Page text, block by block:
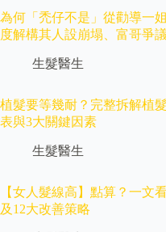
為何「禿仔不是」從勸導一
度解構其人設崩塌、富哥爭
生髮醫生
植髮要等幾耐？完整拆解植
表與3大關鍵因素
生髮醫生
【女人髮線高】點算？一文
及12大改善策略